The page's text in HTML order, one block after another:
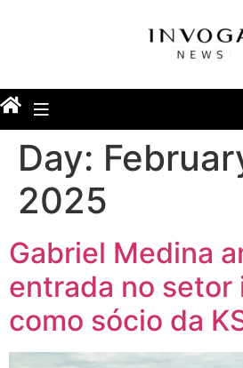
Day:
2025
Gabriel Medina
entrada no setor
como sócio da